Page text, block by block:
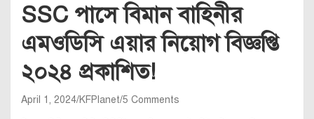
SSC পাসে বিমান বাহিনীর
এমওডিসি এয়ার নিয়োগ বিজ্ঞপ্তি
২০২৪ প্রকাশিত!
April 1, 2024 KFPlanet 5 Comments